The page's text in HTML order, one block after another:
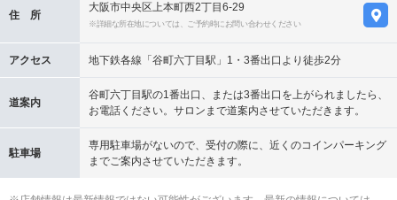
住 所
大阪市中央区上本町西2丁目6-29
※詳細な所在地については、ご予約時にお問い合わせください
アクセス 地下鉄各線「谷町六丁目駅」1・3番出口より徒歩2分
道案内
谷町六丁目駅の1番出口、または3番出口を上がられましたら、
お電話ください。サロンまで道案内させていただきます。
駐車場
専用駐車場がないので、受付の際に、近くのコインパーキング
までご案内させていただきます。